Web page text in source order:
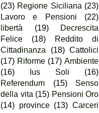
(23) Regione Siciliana (23)
Lavoro e Pensioni
(22)
libertà
(19)
Decrescita
Felice
(18)
Reddito di
Cittadinanza
(18) Cattolici
(17) Riforme (17) Ambiente
(16)
Ius Soli
(16)
Referendum
(15)
Senso
della vita (15) Pensioni Oro
(14) province (13) Carceri